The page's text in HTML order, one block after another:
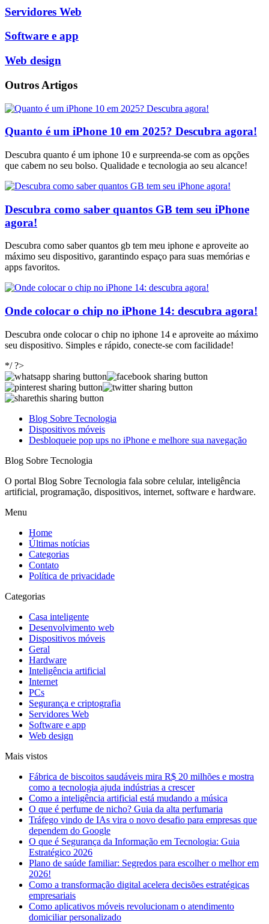
Servidores Web
Software e app
Web design
Outros Artigos
Quanto é um iPhone 10 em 2025? Descubra agora!
Descubra quanto é um iphone 10 e surpreenda-se com as opções
que cabem no seu bolso. Qualidade e tecnologia ao seu alcance!
Descubra como saber quantos GB tem seu iPhone
agora!
Descubra como saber quantos gb tem meu iphone e aproveite ao
máximo seu dispositivo, garantindo espaço para suas memórias e
apps favoritos.
Onde colocar o chip no iPhone 14: descubra agora!
Descubra onde colocar o chip no iphone 14 e aproveite ao máximo
seu dispositivo. Simples e rápido, conecte-se com facilidade!
*/ ?>
Blog Sobre Tecnologia
Dispositivos móveis
Desbloqueie pop ups no iPhone e melhore sua navegação
Blog Sobre Tecnologia
O portal Blog Sobre Tecnologia fala sobre celular, inteligência
artificial, programação, dispositivos, internet, software e hardware.
Menu
Home
Últimas notícias
Categorias
Contato
Política de privacidade
Categorias
Casa inteligente
Desenvolvimento web
Dispositivos móveis
Geral
Hardware
Inteligência artificial
Internet
PCs
Segurança e criptografia
Servidores Web
Software e app
Web design
Mais vistos
Fábrica de biscoitos saudáveis mira R$ 20 milhões e mostra
como a tecnologia ajuda indústrias a crescer
Como a inteligência artificial está mudando a música
O que é perfume de nicho? Guia da alta perfumaria
Tráfego vindo de IAs vira o novo desafio para empresas que
dependem do Google
O que é Segurança da Informação em Tecnologia: Guia
Estratégico 2026
Plano de saúde familiar: Segredos para escolher o melhor em
2026!
Como a transformação digital acelera decisões estratégicas
empresariais
Como aplicativos móveis revolucionam o atendimento
domiciliar personalizado